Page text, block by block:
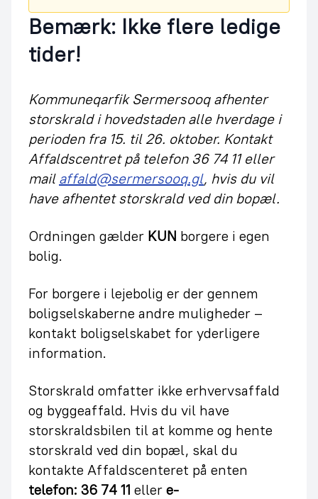
Bemærk: Ikke flere ledige
tider!
Kommuneqarfik Sermersooq afhenter
storskrald i hovedstaden alle hverdage i
perioden fra 15. til 26. oktober. Kontakt
Affaldscentret på telefon 36 74 11 eller
mail affald@sermersooq.gl, hvis du vil
have afhentet storskrald ved din bopæl.
Ordningen gælder KUN borgere i egen
bolig.
For borgere i lejebolig er der gennem
boligselskaberne andre muligheder –
kontakt boligselskabet for yderligere
information.
Storskrald omfatter ikke erhvervsaffald
og byggeaffald. Hvis du vil have
storskraldsbilen til at komme og hente
storskrald ved din bopæl, skal du
kontakte Affaldscenteret på enten
telefon: 36 74 11 eller e-